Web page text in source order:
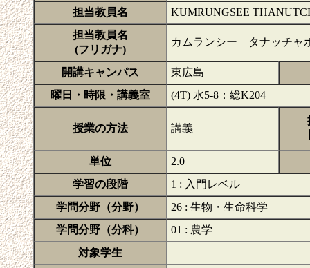
担当教員名
KUMRUNGSEE
担当教員名
(フリガナ)
カムランシー タナッチ
開講キャンパス
東広島
曜日・時限・講義室
(4T) 水5-8：総K204
授業の方法 講義
単位
2.0
学習の段階
1 : 入門レベル
学問分野（分野）
26 : 生物・生命科学
学問分野（分科）
01 : 農学
対象学生